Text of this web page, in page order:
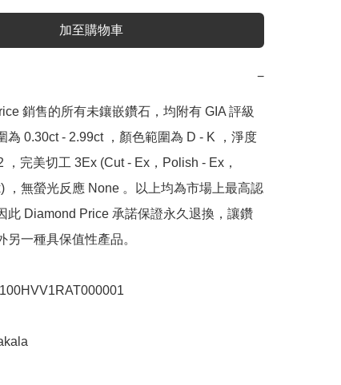
加至購物車
−
銷售的所有未鑲嵌鑽石，均附有 GIA 評級
為 0.30ct - 2.99ct ，顏色範圍為 D - K ，淨度
，完美切工 3Ex (Cut - Ex，Polish - Ex，
，無螢光反應 None 。以上均為市場上最高認
此 Diamond Price 承諾保證永久退換，讓鑽
另一種具保值性產品。